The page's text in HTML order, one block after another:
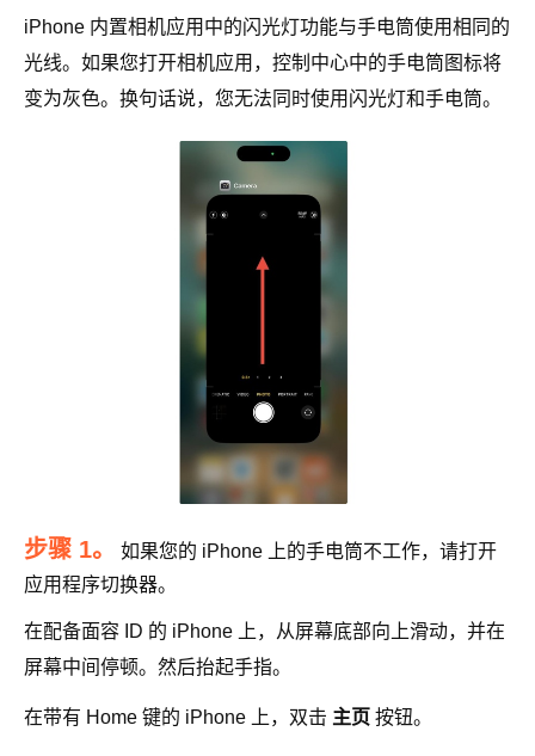
iPhone 内置相机应用中的闪光灯功能与手电筒使用相同的
光线。如果您打开相机应用，控制中心中的手电筒图标将
变为灰色。换句话说，您无法同时使用闪光灯和手电筒。
步骤 1。
如果您的 iPhone 上的手电筒不工作，请打开
应用程序切换器。
在配备面容 ID 的 iPhone 上，从屏幕底部向上滑动，并在
屏幕中间停顿。然后抬起手指。
在带有 Home 键的 iPhone 上，双击 主页 按钮。